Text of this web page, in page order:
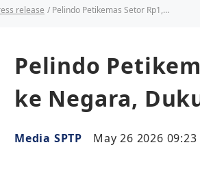
release / Pelindo Petikemas Setor Rp1,73 Triliun ke Negara, Dukung Fiskal Nasional
Pelindo
ke Negara,
Media SPTP May 26 2026 09:23